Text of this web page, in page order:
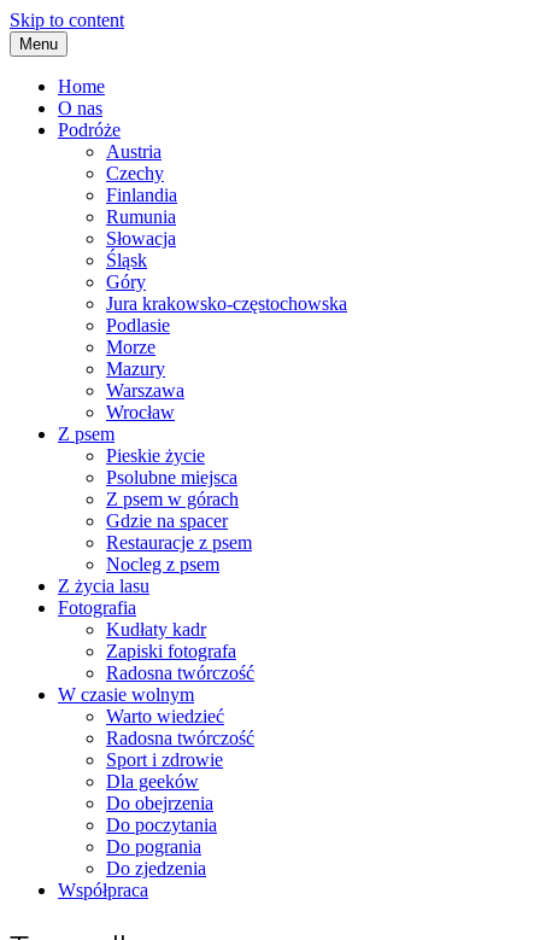
Skip to content
Menu
Home
O nas
Podróże
Austria
Czechy
Finlandia
Rumunia
Słowacja
Śląsk
Góry
Jura krakowsko-częstochowska
Podlasie
Morze
Mazury
Warszawa
Wrocław
Z psem
Pieskie życie
Psolubne miejsca
Z psem w górach
Gdzie na spacer
Restauracje z psem
Nocleg z psem
Z życia lasu
Fotografia
Kudłaty kadr
Zapiski fotografa
Radosna twórczość
W czasie wolnym
Warto wiedzieć
Radosna twórczość
Sport i zdrowie
Dla geeków
Do obejrzenia
Do poczytania
Do pogrania
Do zjedzenia
Współpraca